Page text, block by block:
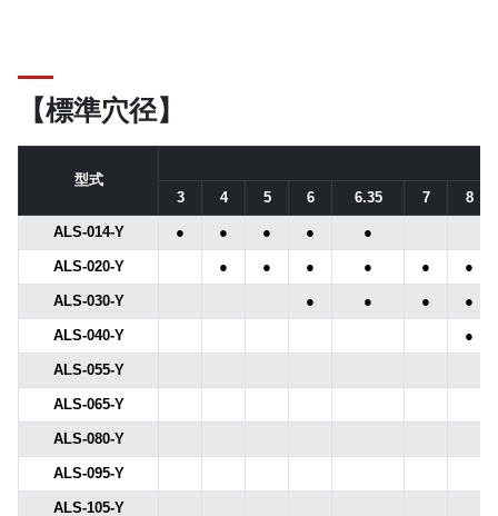
【標準穴径】
型式
3
4 5 6 6.35 7 8
ALS-014-Y ● ● ● ● ●
ALS-020-Y ● ● ● ● ● ●
ALS-030-Y ● ● ● ●
ALS-040-Y ●
ALS-055-Y
ALS-065-Y
ALS-080-Y
ALS-095-Y
ALS-105-Y